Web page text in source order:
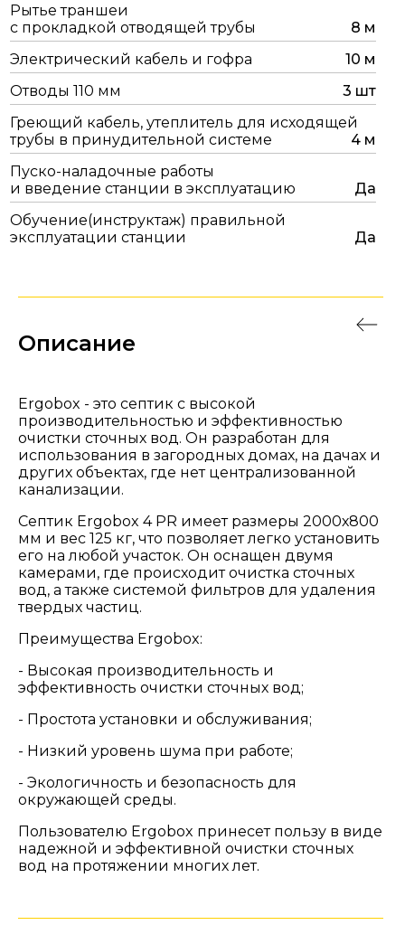
Рытье траншеи
с прокладкой отводящей трубы
8 м
Электрический кабель и гофра
10 м
Отводы 110 мм
3 шт
Греющий кабель, утеплитель для исходящей
трубы в принудительной системе
4 м
Пуско-наладочные работы
и введение станции в эксплуатацию
Да
Обучение(инструктаж) правильной
эксплуатации станции
Да
Описание
Ergobox - это септик с высокой
производительностью и эффективностью
очистки сточных вод. Он разработан для
использования в загородных домах, на дачах и
других объектах, где нет централизованной
канализации.
Септик Ergobox 4 PR имеет размеры 2000х800
мм и вес 125 кг, что позволяет легко установить
его на любой участок. Он оснащен двумя
камерами, где происходит очистка сточных
вод, а также системой фильтров для удаления
твердых частиц.
Преимущества Ergobox:
- Высокая производительность и
эффективность очистки сточных вод;
- Простота установки и обслуживания;
- Низкий уровень шума при работе;
- Экологичность и безопасность для
окружающей среды.
Пользователю Ergobox принесет пользу в виде
надежной и эффективной очистки сточных
вод на протяжении многих лет.